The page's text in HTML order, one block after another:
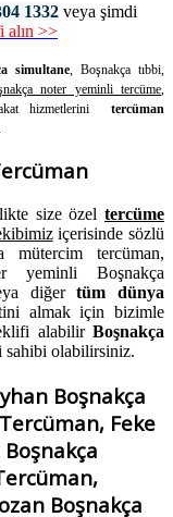
1332 veya şimdi
alın >>
simultane, Boşnakça tıbbi,
noter yeminli tercüme
hizmetlerini
tercüman
size özel tercüme
içerisinde sözlü
mütercim tercüman,
yeminli Boşnakça
diğertüm dünya
almak için bizimle
alabilir Boşnakça
sahibi olabilirsiniz.
Boşnakça
Feke
Boşnakça